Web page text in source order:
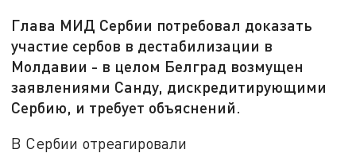
Глава МИД Сербии потребовал доказать
участие сербов в дестабилизации в
Молдавии - в целом Белград возмущен
заявлениями Санду, дискредитирующими
Сербию, и требует объяснений.
В Сербии отреагировали